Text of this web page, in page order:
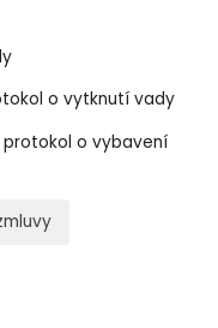
o vytknutí vady
o vybavení